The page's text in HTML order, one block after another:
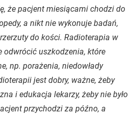
że pacjent miesiącami chodzi do
a nikt nie wykonuje badań,
do kości. Radioterapia w
odwrócić uszkodzenia, które
np. porażenia, niedowłady
jest dobry, ważne, żeby
i edukacja lekarzy, żeby nie było
przychodzi za późno, a